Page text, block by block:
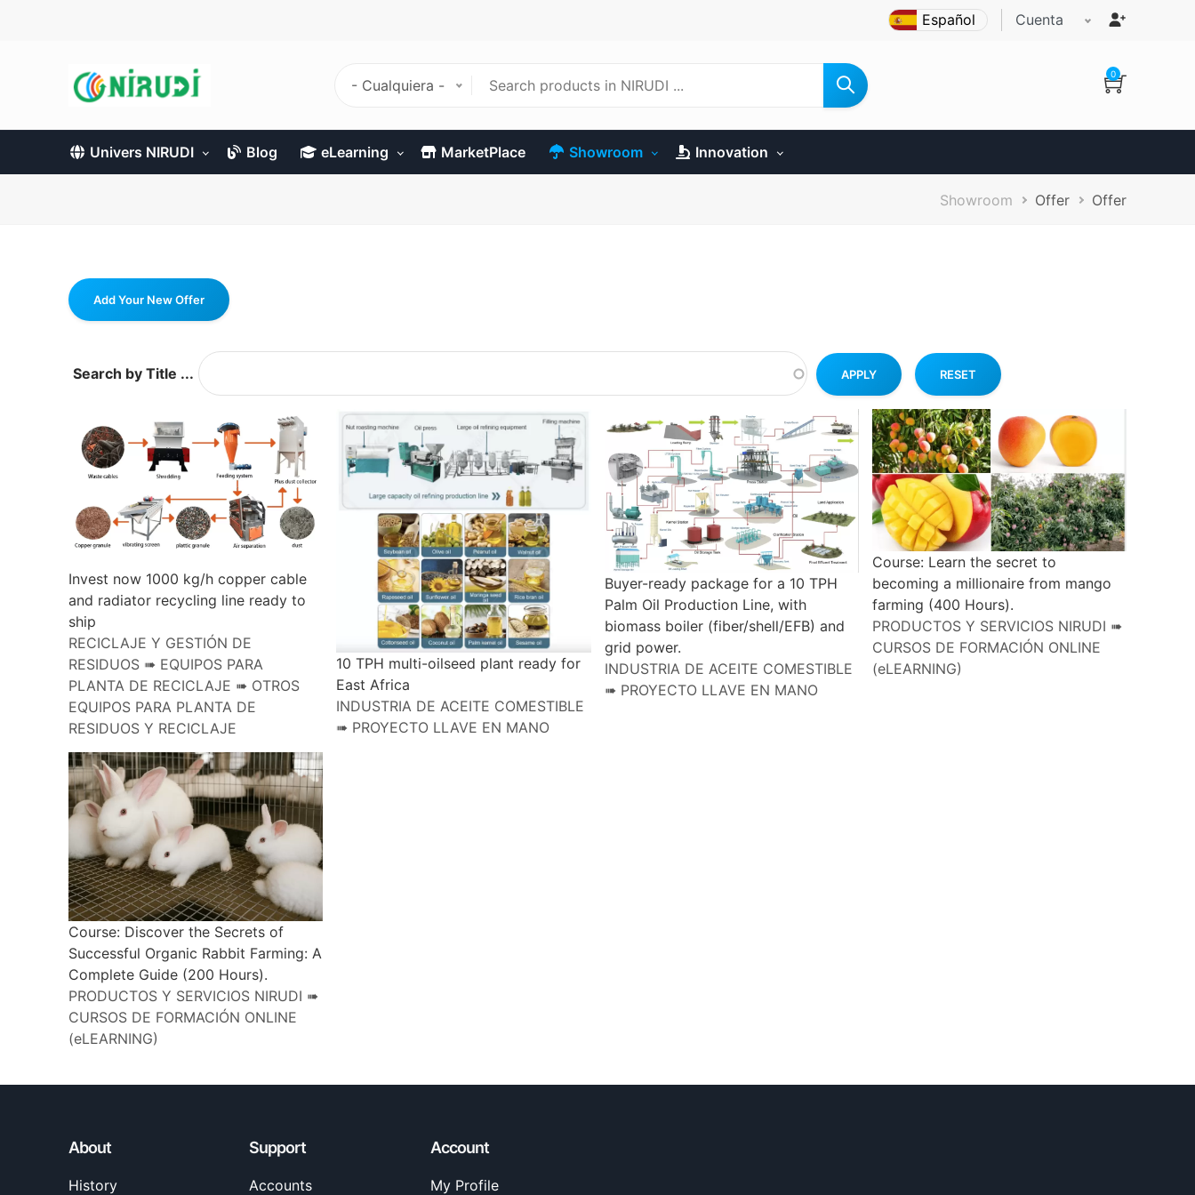
Cuenta
- Cualquiera -
0
Univers NIRUDI Blog eLearning MarketPlace Showroom Innovation
Ruta
Showroom Offer Offer
Add Your New Offer
Search by Title ...
Invest now 1000 kg/h copper cable
and radiator recycling line ready to
ship
RECICLAJE Y GESTIÓN DE
RESIDUOS ➠ EQUIPOS PARA
PLANTA DE RECICLAJE ➠ OTROS
EQUIPOS PARA PLANTA DE
RESIDUOS Y RECICLAJE
10 TPH multi-oilseed plant ready for
East Africa
INDUSTRIA DE ACEITE COMESTIBLE
➠ PROYECTO LLAVE EN MANO
Buyer-ready package for a 10 TPH
Palm Oil Production Line, with
biomass boiler (fiber/shell/EFB) and
grid power.
INDUSTRIA DE ACEITE COMESTIBLE
➠ PROYECTO LLAVE EN MANO
Course: Learn the secret to
becoming a millionaire from mango
farming (400 Hours).
PRODUCTOS Y SERVICIOS NIRUDI ➠
CURSOS DE FORMACIÓN ONLINE
(eLEARNING)
Course: Discover the Secrets of
Successful Organic Rabbit Farming: A
Complete Guide (200 Hours).
PRODUCTOS Y SERVICIOS NIRUDI ➠
CURSOS DE FORMACIÓN ONLINE
(eLEARNING)
About
History
Support
Accounts
Account
My Profile